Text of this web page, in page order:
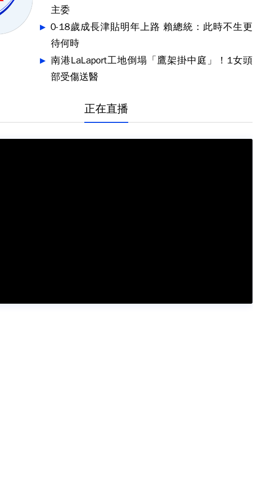
主委
0-18歲成長津貼明年上路 賴總統：此時不生更
待何時
南港LaLaport工地倒塌「鷹架掛中庭」！1女頭
部受傷送醫
正在直播